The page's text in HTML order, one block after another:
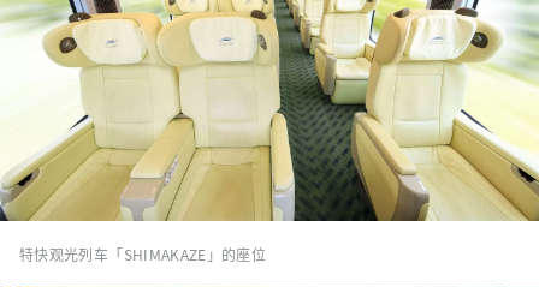
特快观光列车「SHIMAKAZE」的座位